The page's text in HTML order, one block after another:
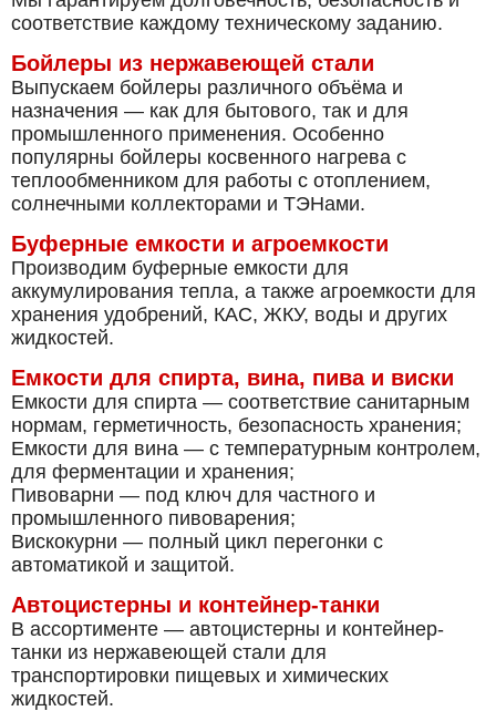
соответствие каждому техническому заданию.
Бойлеры из нержавеющей стали
Выпускаем бойлеры различного объёма и
назначения — как для бытового, так и для
промышленного применения. Особенно
популярны бойлеры косвенного нагрева с
теплообменником для работы с отоплением,
солнечными коллекторами и ТЭНами.
Буферные емкости и агроемкости
Производим буферные емкости для
аккумулирования тепла, а также агроемкости для
хранения удобрений, КАС, ЖКУ, воды и других
жидкостей.
Емкости для спирта, вина, пива и виски
Емкости для спирта — соответствие санитарным
нормам, герметичность, безопасность хранения;
Емкости для вина — с температурным контролем,
для ферментации и хранения;
Пивоварни — под ключ для частного и
промышленного пивоварения;
Вискокурни — полный цикл перегонки с
автоматикой и защитой.
Автоцистерны и контейнер-танки
В ассортименте — автоцистерны и контейнер-
танки из нержавеющей стали для
транспортировки пищевых и химических
жидкостей.